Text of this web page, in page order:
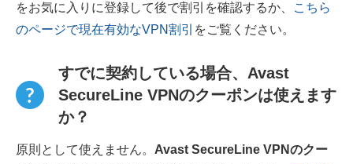
をお気に入りに登録して後で割引を確認するか、
こちら
のページで現在有効なVPN割引 をご覧ください。
すでに契約している場合、Avast
SecureLine VPNのクーポンは使えます
か？
原則として使えません。 Avast SecureLine VPNのクー